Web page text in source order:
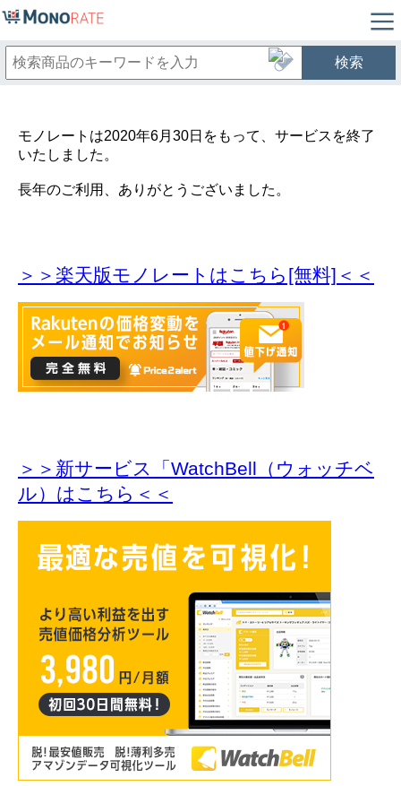
検索
モノレートは2020年6月30日をもって、サービスを終了
いたしました。
長年のご利用、ありがとうございました。
＞＞楽天版モノレートはこちら[無料]＜＜
＞＞新サービス「WatchBell（ウォッチベ
ル）はこちら＜＜